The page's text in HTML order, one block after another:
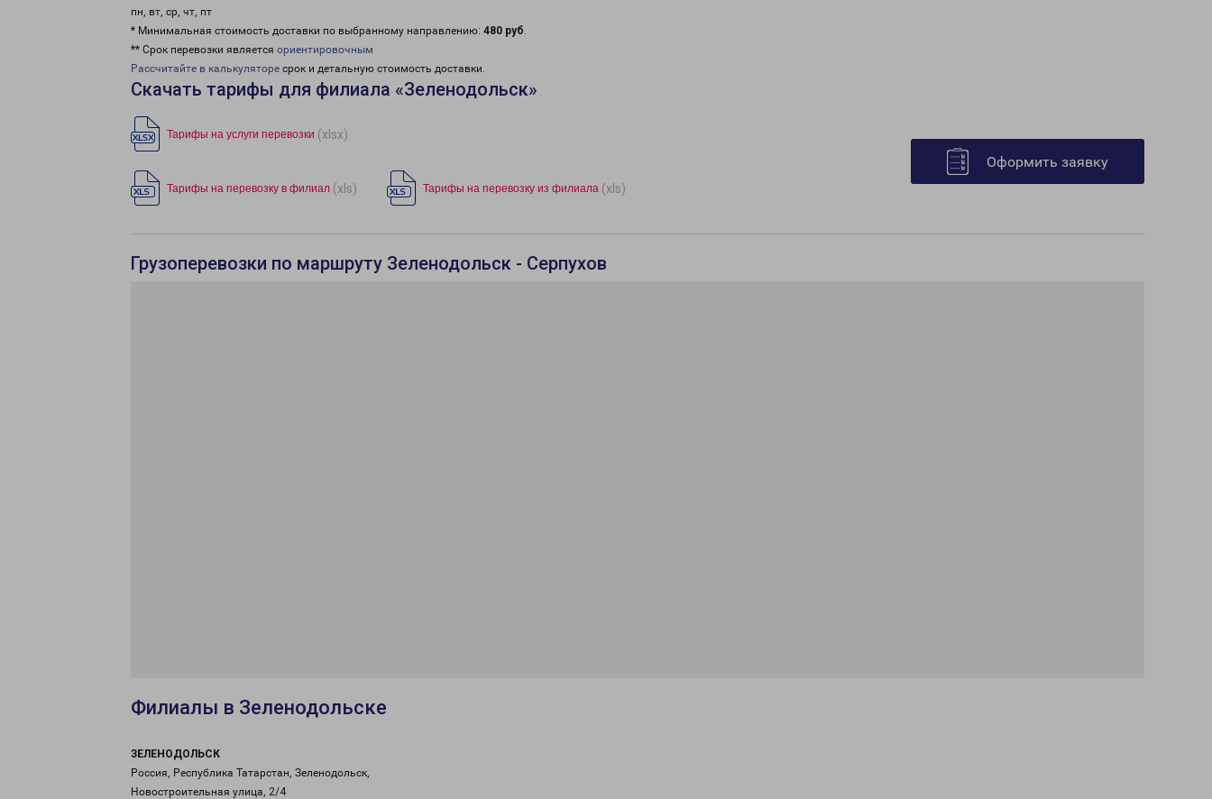
пн, вт, ср, чт, пт
* Минимальная стоимость доставки по выбранному направлению: 480 руб.
** Срок перевозки является ориентировочным
Рассчитайте в калькуляторе срок и детальную стоимость доставки.
Скачать тарифы для филиала «Зеленодольск»
Тарифы на услуги перевозки (xlsx)
Тарифы на перевозку в филиал (xls) Тарифы на перевозку из филиала (xls)
Оформить заявку
Грузоперевозки по маршруту Зеленодольск - Серпухов
Филиалы в Зеленодольске
ЗЕЛЕНОДОЛЬСК
Россия, Республика Татарстан, Зеленодольск,
Новостроительная улица, 2/4